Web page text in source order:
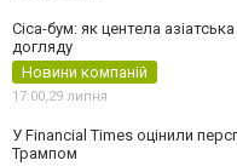
Cica-бум: як центела
догляду
Новини компаній
17:00,29 липня
У Financial Times оцінили
Трампом